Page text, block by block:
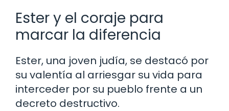
Ester y el coraje para
marcar la diferencia
Ester, una joven judía, se destacó por
su valentía al arriesgar su vida para
interceder por su pueblo frente a un
decreto destructivo.